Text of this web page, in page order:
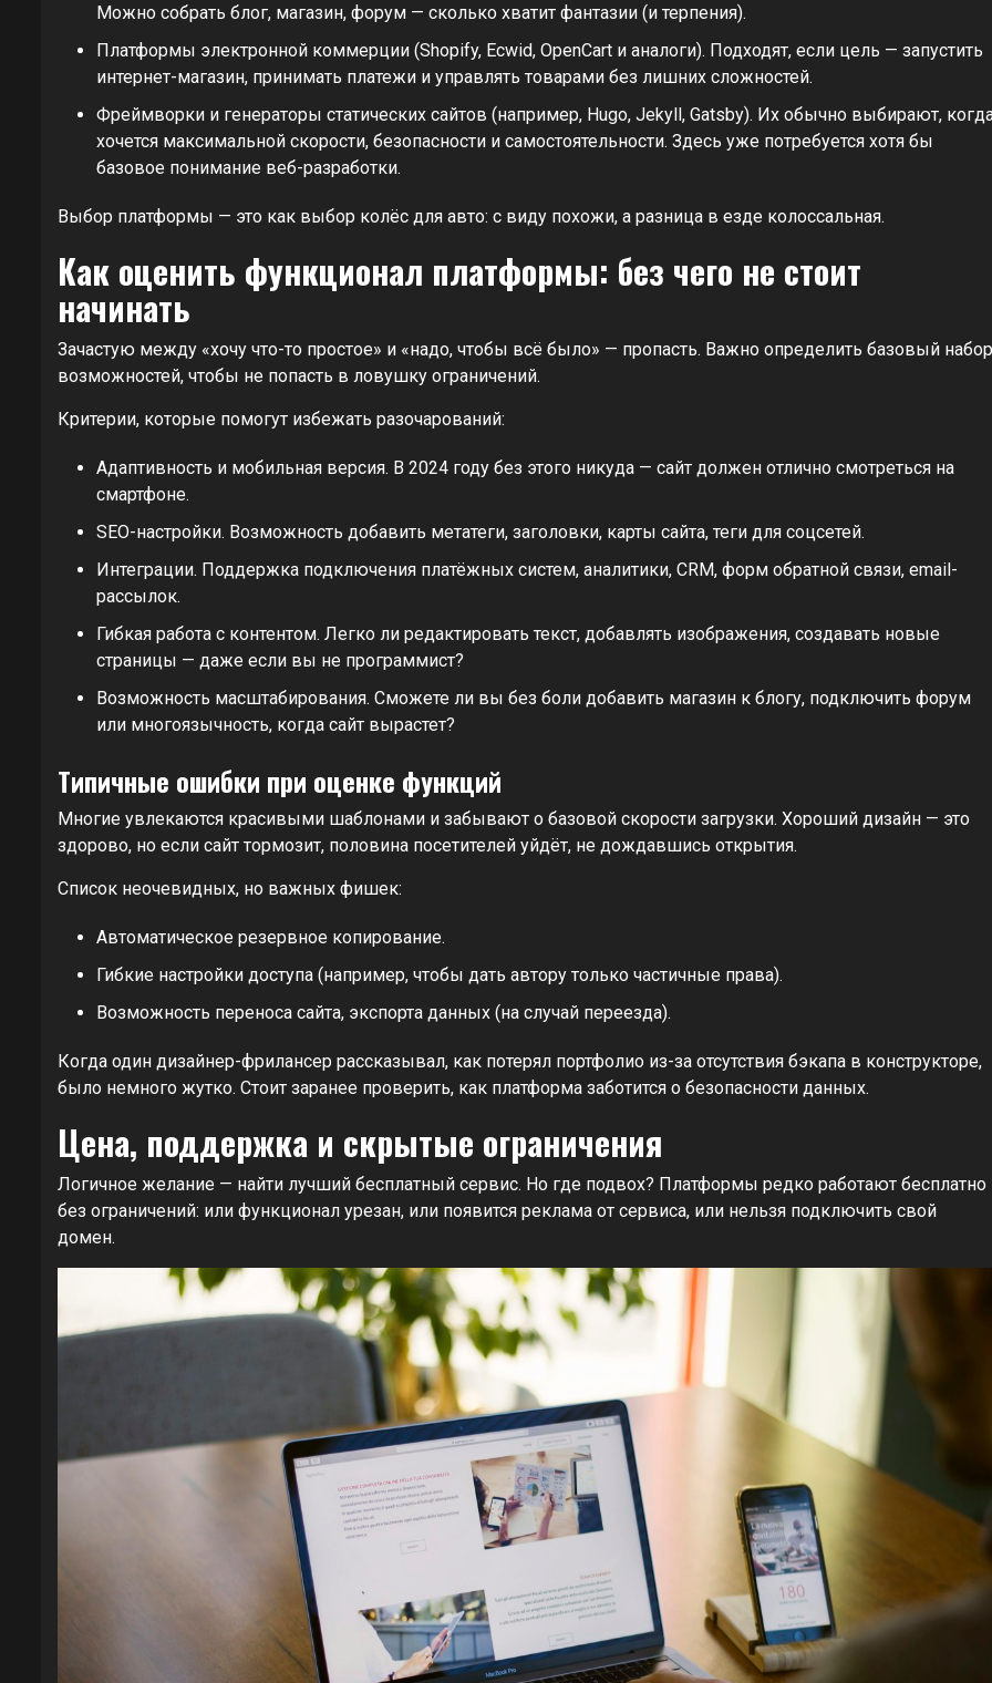
Можно собрать блог, магазин, форум — сколько хватит фантазии (и терпения).
Платформы электронной коммерции (Shopify, Ecwid, OpenCart и аналоги). Подходят, если цель — запустить
интернет-магазин, принимать платежи и управлять товарами без лишних сложностей.
Фреймворки и генераторы статических сайтов (например, Hugo, Jekyll, Gatsby). Их обычно выбирают,
хочется максимальной скорости, безопасности и самостоятельности. Здесь уже потребуется хотя бы
базовое понимание веб-разработки.
Выбор платформы — это как выбор колёс для авто: с виду похожи, а разница в езде колоссальная.
Как оценить функционал платформы: без чего не стоит
начинать
Зачастую между «хочу что-то простое» и «надо, чтобы всё было» — пропасть. Важно определить базовый набор
возможностей, чтобы не попасть в ловушку ограничений.
Критерии, которые помогут избежать разочарований:
Адаптивность и мобильная версия. В 2024 году без этого никуда — сайт должен отлично смотреться на
смартфоне.
SEO-настройки. Возможность добавить метатеги, заголовки, карты сайта, теги для соцсетей.
Интеграции. Поддержка подключения платёжных систем, аналитики, CRM, форм обратной связи, email-
рассылок.
Гибкая работа с контентом. Легко ли редактировать текст, добавлять изображения, создавать новые
страницы — даже если вы не программист?
Возможность масштабирования. Сможете ли вы без боли добавить магазин к блогу, подключить форум
или многоязычность, когда сайт вырастет?
Типичные ошибки при оценке функций
Многие увлекаются красивыми шаблонами и забывают о базовой скорости загрузки. Хороший дизайн — это
здорово, но если сайт тормозит, половина посетителей уйдёт, не дождавшись открытия.
Список неочевидных, но важных фишек:
Автоматическое резервное копирование.
Гибкие настройки доступа (например, чтобы дать автору только частичные права).
Возможность переноса сайта, экспорта данных (на случай переезда).
Когда один дизайнер-фрилансер рассказывал, как потерял портфолио из-за отсутствия бэкапа в конструкторе,
было немного жутко. Стоит заранее проверить, как платформа заботится о безопасности данных.
Цена, поддержка и скрытые ограничения
Логичное желание — найти лучший бесплатный сервис. Но где подвох? Платформы редко работают бесплатно
без ограничений: или функционал урезан, или появится реклама от сервиса, или нельзя подключить свой
домен.